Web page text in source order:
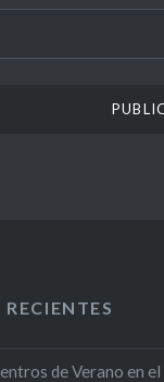
de Verano en el